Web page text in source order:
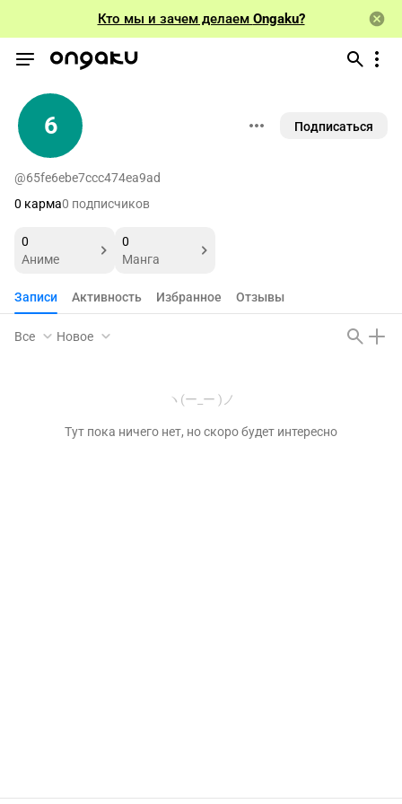
Кто мы и зачем делаем Ongaku?
6 Подписаться
@65fe6ebe7ccc474ea9ad
0 карма0 подписчиков
0
Аниме
0
Манга
Записи Активность Избранное Отзывы
Все Новое
ヽ(ー_ー )ノ
Тут пока ничего нет, но скоро будет интересно